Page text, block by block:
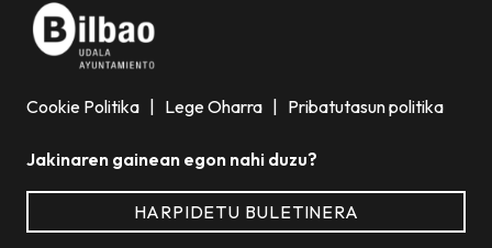
Cookie Politika | Lege Oharra | Pribatutasun politika
Jakinaren gainean egon nahi duzu?
HARPIDETU BULETINERA